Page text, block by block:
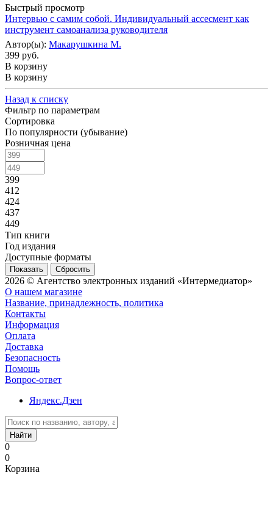
Быстрый просмотр
Интервью с самим собой. Индивидуальный ассесмент как
инструмент самоанализа руководителя
Автор(ы): Макарушкина М.
399 руб.
В корзину
В корзину
Назад к списку
Фильтр по параметрам
Сортировка
По популярности (убывание)
Розничная цена
399
412
424
437
449
Тип книги
Год издания
Доступные форматы
Сбросить
2026 © Агентство электронных изданий «Интермедиатор»
О нашем магазине
Название, принадлежность, политика
Контакты
Информация
Оплата
Доставка
Безопасность
Помощь
Вопрос-ответ
Яндекс.Дзен
Найти
0
0
Корзина